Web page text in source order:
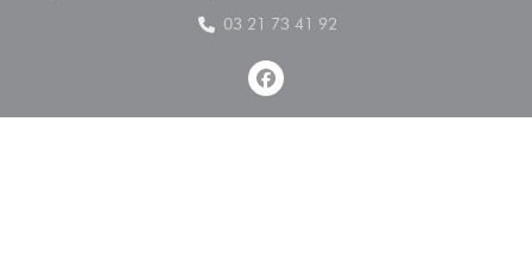
03 21 73 41 92
Facebook ((新しいウィンドウ